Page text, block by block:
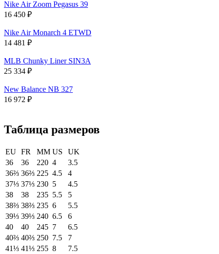
Nike Air Zoom Pegasus 39
16 450 ₽
Nike Air Monarch 4 ETWD
14 481 ₽
MLB Chunky Liner SIN3A
25 334 ₽
New Balance NB 327
16 972 ₽
Таблица размеров
EU FR MM US
UK
36
36 220 4
3.5
36⅔ 36⅔ 225 4.5
4
37⅓ 37⅓ 230 5
4.5
38
38 235 5.5
5
38⅔ 38⅔ 235 6
5.5
39⅓ 39⅓ 240 6.5
6
40
40 245 7
6.5
40⅔ 40⅔ 250 7.5
7
41⅓ 41⅓ 255 8
7.5